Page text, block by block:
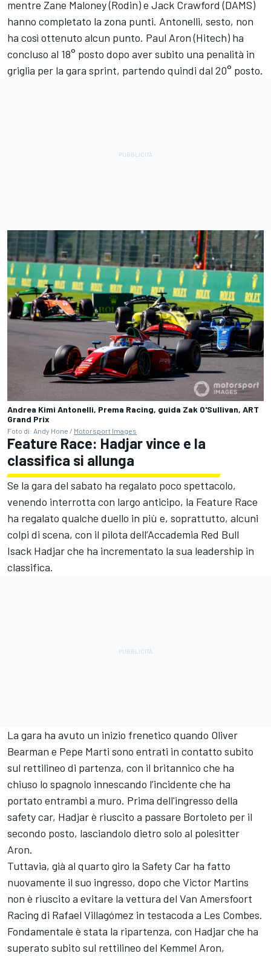
mentre Zane Maloney (Rodin) e Jack Crawford (DAMS)
hanno completato la zona punti. Antonelli, sesto, non
ha così ottenuto alcun punto. Paul Aron (Hitech) ha
concluso al 18° posto dopo aver subito una penalità in
griglia per la gara sprint, partendo quindi dal 20° posto.
Andrea Kimi Antonelli, Prema Racing, guida Zak O'Sullivan, ART
Grand Prix
Foto di: Andy Hone / Motorsport Images
Feature Race: Hadjar vince e la
classifica si allunga
Se la gara del sabato ha regalato poco spettacolo,
venendo interrotta con largo anticipo, la Feature Race
ha regalato qualche duello in più e, soprattutto, alcuni
colpi di scena, con il pilota dell’Accademia Red Bull
Isack Hadjar che ha incrementato la sua leadership in
classifica.
La gara ha avuto un inizio frenetico quando Oliver
Bearman e Pepe Marti sono entrati in contatto subito
sul rettilineo di partenza, con il britannico che ha
chiuso lo spagnolo innescando l’incidente che ha
portato entrambi a muro. Prima dell'ingresso della
safety car, Hadjar è riuscito a passare Bortoleto per il
secondo posto, lasciandolo dietro solo al polesitter
Aron.
Tuttavia, già al quarto giro la Safety Car ha fatto
nuovamente il suo ingresso, dopo che Victor Martins
non è riuscito a evitare la vettura del Van Amersfoort
Racing di Rafael Villagómez in testacoda a Les Combes.
Fondamentale è stata la ripartenza, con Hadjar che ha
superato subito sul rettilineo del Kemmel Aron,